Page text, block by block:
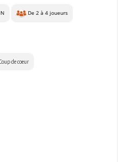
De 2 à 4 joueurs
de coeur